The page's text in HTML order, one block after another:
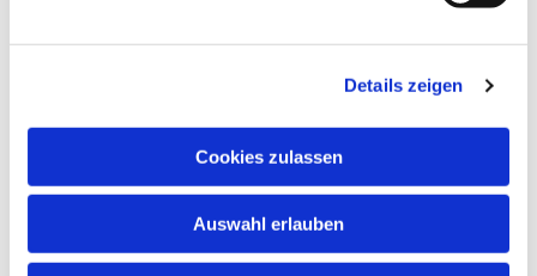
Details zeigen
Cookies zulassen
Auswahl erlauben
interessieren